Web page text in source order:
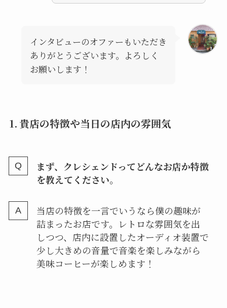
インタビューのオファーもいただき
ありがとうございます。よろしく
お願いします！
1. 貴店の特徴や当日の店内の雰囲気
まず、クレシェンドってどんなお店か特徴
を教えてください。
当店の特徴を一言でいうなら僕の趣味が
詰まったお店です。レトロな雰囲気を出
しつつ、店内に設置したオーディオ装置で
少し大きめの音量で音楽を楽しみながら
美味コーヒーが楽しめます！